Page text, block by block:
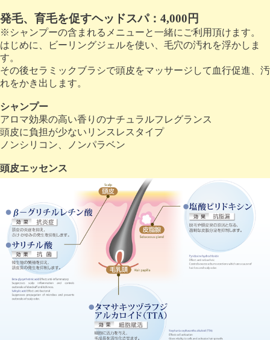
発毛、育毛を促すヘッドスパ：4,000円
※シャンプーの含まれるメニューと一緒にご利用頂けます。
はじめに、ビーリングジェルを使い、毛穴の汚れを浮かしま
す。
その後セラミックブラシで頭皮をマッサージして血行促進、汚
れをかき出します。
シャンプー
アロマ効果の高い香りのナチュラルフレグランス
頭皮に負担が少ないリンスレスタイプ
ノンシリコン、ノンパラベン
頭皮エッセンス